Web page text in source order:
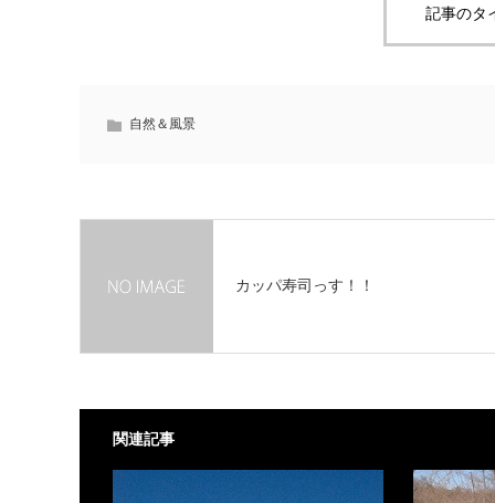
記事のタ
自然＆風景
カッパ寿司っす！！
関連記事